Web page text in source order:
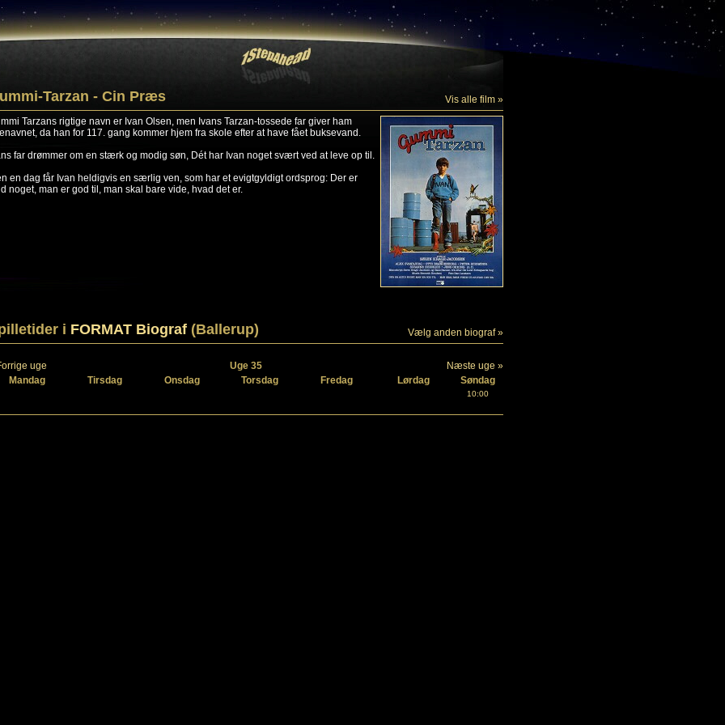
Tarzan - Cin Præs
Vis alle film »
Tarzans rigtige navn er Ivan Olsen, men Ivans Tarzan-tossede far giver ham
da han for 117. gang kommer hjem fra skole efter at have fået buksevand.
far drømmer om en stærk og modig søn, Dét har Ivan noget svært ved at leve op til.
en dag får Ivan heldigvis en særlig ven, som har et evigtgyldigt ordsprog: Der er
noget, man er god til, man skal bare vide, hvad det er.
i FORMAT Biograf (Ballerup) Vælg anden biograf »
uge Uge 35
Næste uge »
Mandag
Tirsdag Onsdag Torsdag Fredag Lørdag Søndag
10:00